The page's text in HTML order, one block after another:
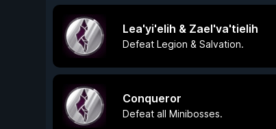
Lea'yi'elih & Zael'va'tielih
Defeat Legion & Salvation.
Conqueror
Defeat all Minibosses.